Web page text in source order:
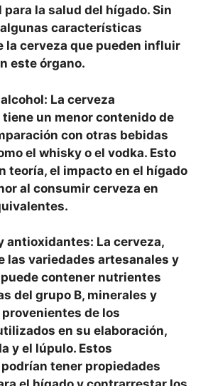
la salud del hígado. Sin
características
la cerveza que pueden influir
este órgano.
La cerveza
un menor contenido de
con otras bebidas
el whisky o el vodka. Esto
teoría, el impacto en el hígado
al consumir cerveza en
antioxidantes: La cerveza,
las variedades artesanales y
contener nutrientes
del grupo B, minerales y
de los
en su elaboración,
y el lúpulo. Estos
tener propiedades